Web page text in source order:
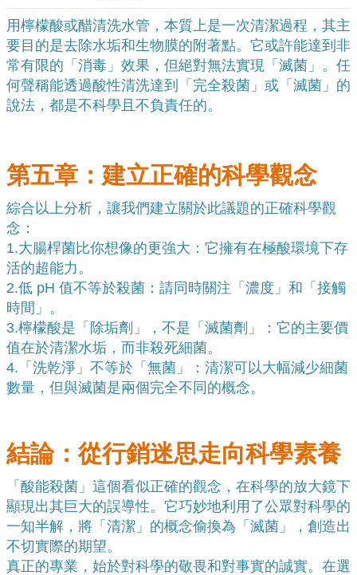
用檸檬酸或醋清洗水管，本質上是一次清潔過程，其主
要目的是去除水垢和生物膜的附著點。它或許能達到非
常有限的「消毒」效果，但絕對無法實現「滅菌」。任
何聲稱能透過酸性清洗達到「完全殺菌」或「滅菌」的
說法，都是不科學且不負責任的。
第五章：建立正確的科學觀念
綜合以上分析，讓我們建立關於此議題的正確科學觀
念：
1.大腸桿菌比你想像的更強大：它擁有在極酸環境下存
活的超能力。
2.低 pH 值不等於殺菌：請同時關注「濃度」和「接觸
時間」。
3.檸檬酸是「除垢劑」，不是「滅菌劑」：它的主要價
值在於清潔水垢，而非殺死細菌。
4. 「洗乾淨」不等於「無菌」：清潔可以大幅減少細菌
數量，但與滅菌是兩個完全不同的概念。
結論：從行銷迷思走向科學素養
「酸能殺菌」這個看似正確的觀念，在科學的放大鏡下
顯現出其巨大的誤導性。它巧妙地利用了公眾對科學的
一知半解，將「清潔」的概念偷換為「滅菌」，創造出
不切實際的期望。
真正的專業，始於對科學的敬畏和對事實的誠實。在選